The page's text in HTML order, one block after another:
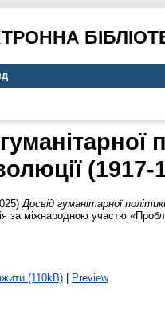
Досвід гуманітарної
за міжнародною участю
(110kB)| Preview